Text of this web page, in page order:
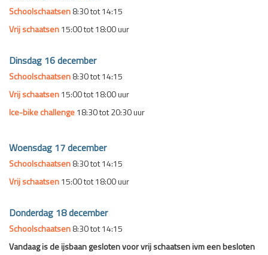
Schoolschaatsen8:30 tot 14:15
Vrij schaatsen15:00 tot 18:00 uur
Dinsdag 16 december
Schoolschaatsen8:30 tot 14:15
Vrij schaatsen15:00 tot 18:00 uur
Ice-bike challenge18:30 tot 20:30 uur
Woensdag 17 december
Schoolschaatsen8:30 tot 14:15
Vrij schaatsen15:00 tot 18:00 uur
Donderdag 18 december
Schoolschaatsen8:30 tot 14:15
Vandaag is de ijsbaan gesloten voor vrij schaatsen ivm een besloten